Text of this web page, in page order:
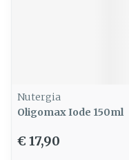
Nutergia
Oligomax Iode 150ml
€ 17,90